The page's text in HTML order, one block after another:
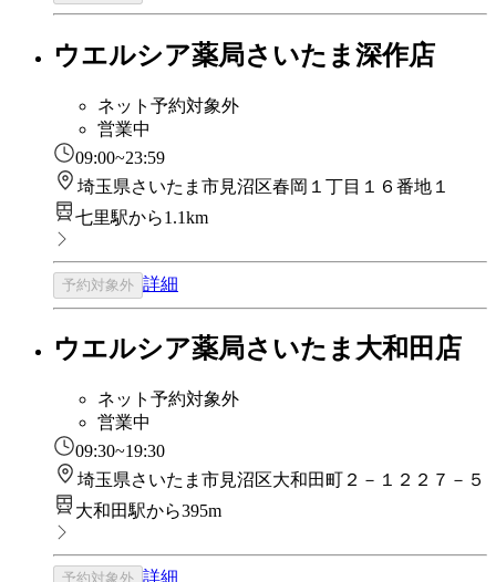
ウエルシア薬局さいたま深作店
ネット予約対象外
営業中
09:00~23:59
埼玉県さいたま市見沼区春岡１丁目１６番地１
七里駅から1.1km
予約対象外 詳細
ウエルシア薬局さいたま大和田店
ネット予約対象外
営業中
09:30~19:30
埼玉県さいたま市見沼区大和田町２－１２２７－５
大和田駅から395m
予約対象外 詳細